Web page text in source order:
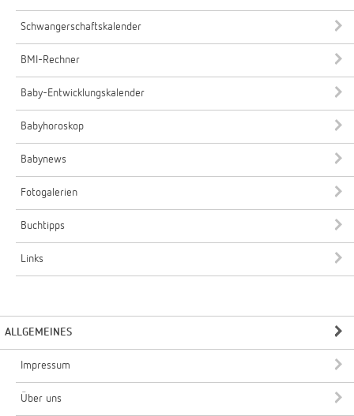
Schwangerschaftskalender
BMI-Rechner
Baby-Entwicklungskalender
Babyhoroskop
Babynews
Fotogalerien
Buchtipps
Links
ALLGEMEINES
Impressum
Über uns